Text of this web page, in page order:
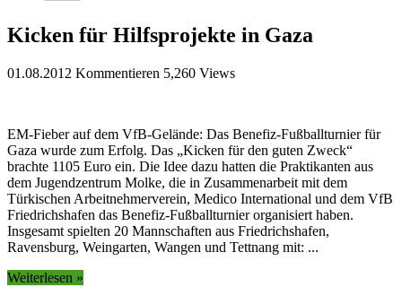
Kicken für Hilfsprojekte in Gaza
01.08.2012 Kommentieren 5,260 Views
EM-Fieber auf dem VfB-Gelände: Das Benefiz-Fußballturnier für
Gaza wurde zum Erfolg. Das „Kicken für den guten Zweck“
brachte 1105 Euro ein. Die Idee dazu hatten die Praktikanten aus
dem Jugendzentrum Molke, die in Zusammenarbeit mit dem
Türkischen Arbeitnehmerverein, Medico International und dem VfB
Friedrichshafen das Benefiz-Fußballturnier organisiert haben.
Insgesamt spielten 20 Mannschaften aus Friedrichshafen,
Ravensburg, Weingarten, Wangen und Tettnang mit: ...
Weiterlesen »